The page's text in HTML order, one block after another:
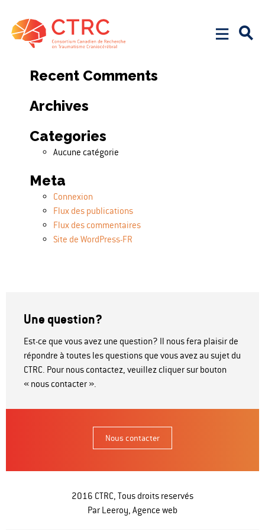
Search
Rechercher :
Recent Comments
Archives
Categories
Aucune catégorie
Meta
Connexion
Flux des publications
Flux des commentaires
Site de WordPress-FR
Une question?
Est-ce que vous avez une question? Il nous fera plaisir de
répondre à toutes les questions que vous avez au sujet du
CTRC. Pour nous contactez, veuillez cliquer sur bouton
« nous contacter ».
Nous contacter
2016 CTRC, Tous droits reservés
Par Leeroy, Agence web